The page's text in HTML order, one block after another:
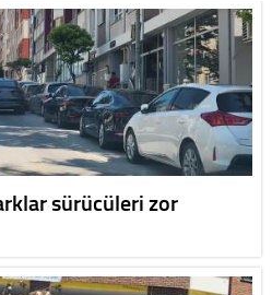
sürücüleri zor